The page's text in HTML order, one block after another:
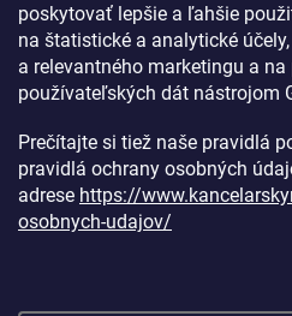
poskytovať lepšie a ľahšie
na štatistické a analytické
a relevantného marketingu a
používateľských dát nástrojom
Prečítajte si tiež naše pravidlá
pravidlá ochrany osobných
adrese https://
osobnych-udajov/